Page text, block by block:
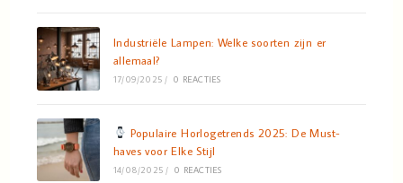
Industriële Lampen: Welke soorten zijn er
allemaal?
17/09/2025 / 0 REACTIES
Populaire Horlogetrends 2025: De Must-
haves voor Elke Stijl
14/08/2025 / 0 REACTIES